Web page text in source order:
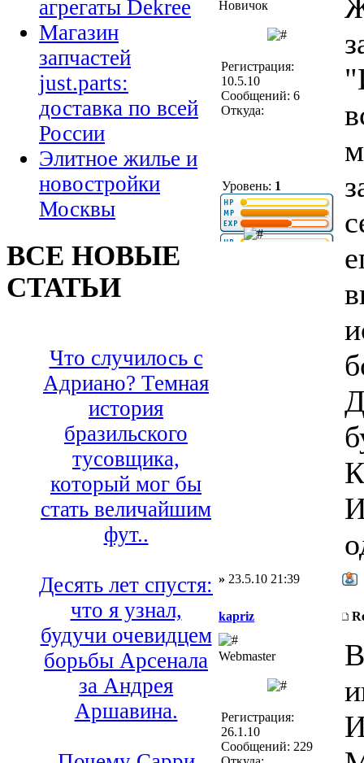
агрегаты Dekree
Магазин
запчастей
just.parts:
доставка по всей
России
Элитное жилье и
новостройки
Москвы
ВСЕ НОВЫЕ
СТАТЬИ
Что случилось с
Адриано? Темная
история
бразильского
тусовщика,
который мог бы
стать величайшим
фут..
Десять лет спустя:
что я узнал,
будучи очевидцем
борьбы Арсенала
за Андрея
Аршавина.
Новичок
Регистрация:
10.5.10
Сообщений: 6
Откуда:
Уровень: 1
» 23.5.10 21:39
kapriz
Webmaster
Регистрация:
26.1.10
Сообщений: 229